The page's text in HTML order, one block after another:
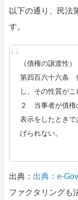
以下の通り、民法
す。
（債権の譲渡性）
第四百六十六条
し、その性質が
２ 当事者が債権
表示をしたとき
げられない。
出典： 出典：e-
ファクタリングも